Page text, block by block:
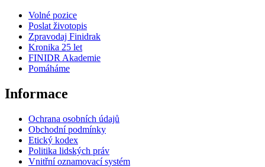
Volné pozice
Poslat životopis
Zpravodaj Finidrak
Kronika 25 let
FINIDR Akademie
Pomáháme
Informace
Ochrana osobních údajů
Obchodní podmínky
Etický kodex
Politika lidských práv
Vnitřní oznamovací systém